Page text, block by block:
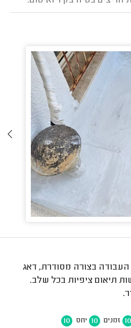
בצורה מסודרת, דאג
תיאום ציפיות בכל שלב.
10 זמנים 10 יחס 10